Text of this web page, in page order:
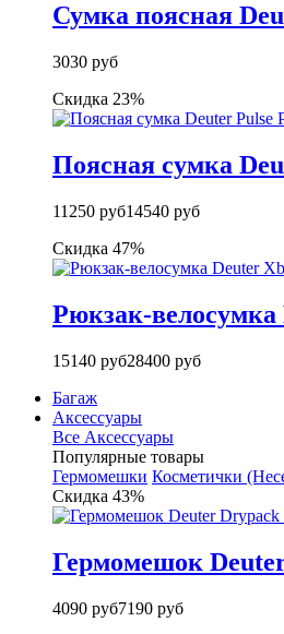
Сумка поясная
3030 руб
Скидка 23%
Поясная сумка
11250 руб14540 руб
Скидка 47%
Рюкзак-
15140 руб28400 руб
Багаж
Аксессуары
Все Аксессуары
Популярные товары
Гермомешки Косметички
Скидка 43%
Гермомешок
4090 руб7190 руб